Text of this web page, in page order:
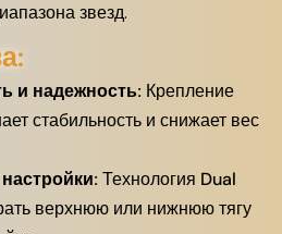
звезд.
и надежность: Крепление
стабильность и снижает вес
Технология Dual
верхнюю или нижнюю тягу